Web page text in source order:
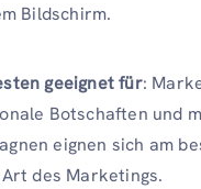
Bildschirm.
geeignet für:
Botschaften und
eignen sich am
des Marketings.